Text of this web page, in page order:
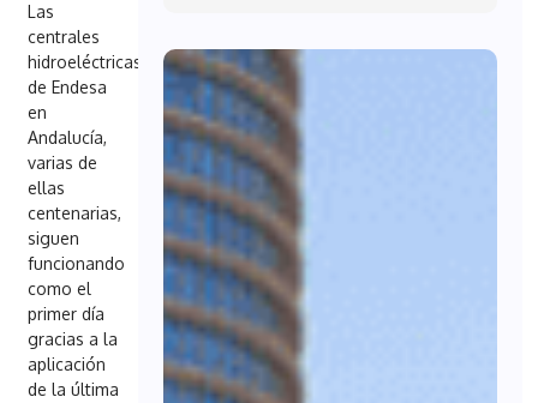
Las
centrales
hidroeléctricas
de Endesa
en
Andalucía,
varias de
ellas
centenarias,
siguen
funcionando
como el
primer día
gracias a la
aplicación
de la última